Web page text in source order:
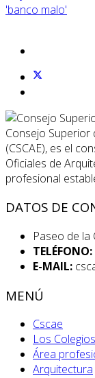
'banco malo'
Consejo Superior
(CSCAE), es el
Oficiales de
profesional
DATOS DE
Paseo de la
TELÉFONO:
E-MAIL:
MENÚ
Cscae
Los Colegios
Área
Arquitectura